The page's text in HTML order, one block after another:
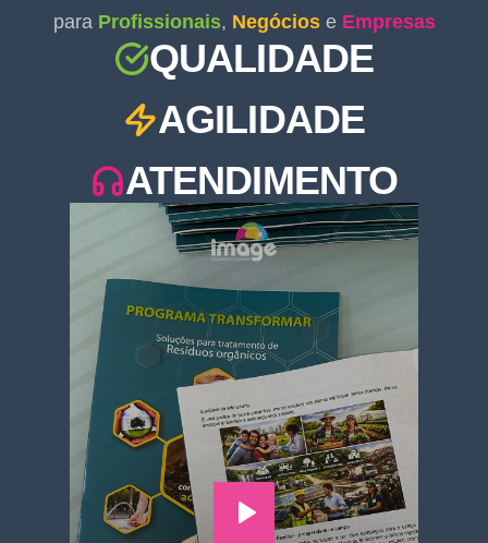
para Profissionais, Negóciose Empresas
QUALIDADE
AGILIDADE
ATENDIMENTO